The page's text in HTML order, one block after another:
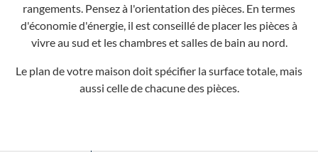
rangements. Pensez à l'orientation des pièces. En termes
d'économie d'énergie, il est conseillé de placer les pièces à
vivre au sud et les chambres et salles de bain au nord.
Le plan de votre maison doit spécifier la surface totale, mais
aussi celle de chacune des pièces.